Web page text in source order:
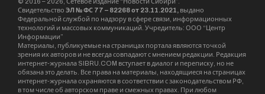
Свидетельство ЭЛ № ФС 77 – 82268 от 23.11.2021, выдано
Федеральной службой по надзору в сфере связи, информационных
технологий и массовых коммуникаций. Учредитель: ООО “Центр
Информации”
Материалы, публикуемые на страницах портала являются точкой
зрения их авторов и не всегда совпадают с мнением редакции. Редакция
интернет-журнала SIBRU.COM вступает в диалог и переписку, но не
обязана это делать. Все права на материалы, находящиеся на страницах
интернет-журнала охраняются в соответствии с законодательством РФ,
в том числе об авторском праве и смежных правах. При любом